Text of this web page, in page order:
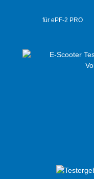
für ePF-2 PRO